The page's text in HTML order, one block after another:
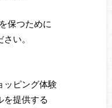
保つために
い。
ッピング体験
を提供する